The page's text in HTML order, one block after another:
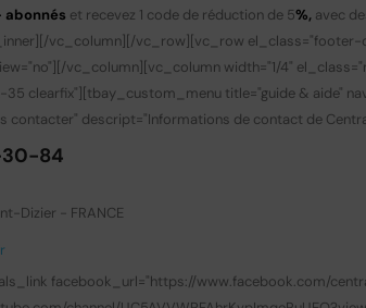
abonnés et recevez 1 code de réduction de 5%, avec
vc_column][/vc_row][vc_row
vc_column][vc_column width="1/4"
clearfix"][tbay_custom_menu title="guide & aide"
contacter" descript="Informations de contact de
84
Dizier - FRANCE
facebook_url="https://www.facebook.com/